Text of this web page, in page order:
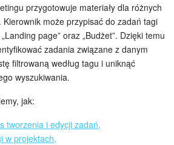
przygotowuje materiały dla różnych
może przypisać do zadań tagi
page” oraz „Budżet”. Dzięki temu
zadania związane z danym
filtrowaną według tagu i uniknąć
wyszukiwania.
jak:
tworzenia i edycji zadań,
w projektach,